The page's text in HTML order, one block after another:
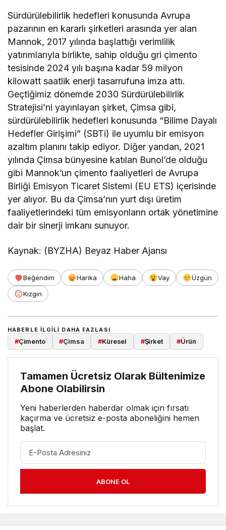
Sürdürülebilirlik hedefleri konusunda Avrupa
pazarının en kararlı şirketleri arasında yer alan
Mannok, 2017 yılında başlattığı verimlilik
yatırımlarıyla birlikte, sahip olduğu gri çimento
tesisinde 2024 yılı başına kadar 59 milyon
kilowatt saatlik enerji tasarrufuna imza attı.
Geçtiğimiz dönemde 2030 Sürdürülebilirlik
Stratejisi’ni yayınlayan şirket, Çimsa gibi,
sürdürülebilirlik hedefleri konusunda “Bilime Dayalı
Hedefler Girişimi” (SBTi) ile uyumlu bir emisyon
azaltım planını takip ediyor. Diğer yandan, 2021
yılında Çimsa bünyesine katılan Bunol’de olduğu
gibi Mannok’un çimento faaliyetleri de Avrupa
Birliği Emisyon Ticaret Sistemi (EU ETS) içerisinde
yer alıyor. Bu da Çimsa’nın yurt dışı üretim
faaliyetlerindeki tüm emisyonların ortak yönetimine
dair bir sinerji imkanı sunuyor.
Kaynak: (BYZHA) Beyaz Haber Ajansı
Beğendim Harika Haha Vay
Üzgün
Kızgın
HABERLE ILGILI DAHA FAZLASI
#Çimento #Çimsa #Küresel #Şirket #Ürün
Tamamen Ücretsiz Olarak Bültenimize
Abone Olabilirsin
Yeni haberlerden haberdar olmak için fırsatı
kaçırma ve ücretsiz e-posta aboneliğini hemen
başlat.
ABONE OL